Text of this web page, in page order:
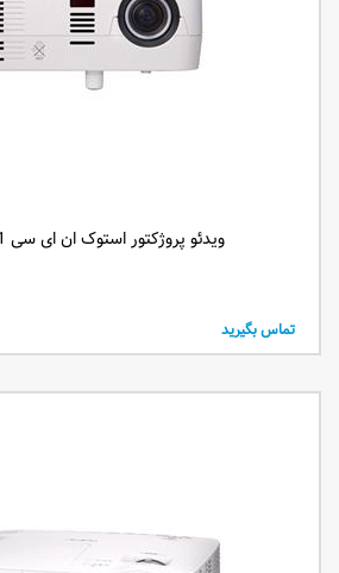
ویدئو پروژکتور استوک ان ای سی NEC VE281
تماس بگیرید